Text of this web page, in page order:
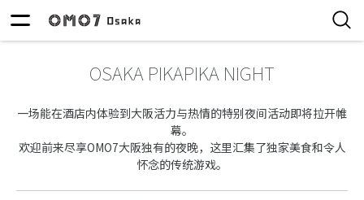
OSAKA PIKAPIKA NIGHT
一场能在酒店内体验到大阪活力与热情的特别夜间活动即将拉开帷
幕。
欢迎前来尽享OMO7大阪独有的夜晚，这里汇集了独家美食和令人
怀念的传统游戏。